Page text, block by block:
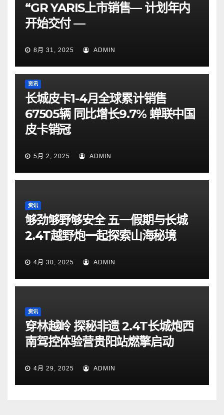
“GR YARIS上市销售— 计划年内
开始交付 —
8月 31, 2025 ADMIN
资讯
长城皮卡1-4月全球累计销售
67505辆 同比增长9.7% 蝉联中国
皮卡销冠
5月 2, 2025 ADMIN
资讯
够劲够野够安全 五一假期与长城
2.4T越野炮一起探索山海秘境
4月 30, 2025 ADMIN
资讯
穿林越岭 探秘非遗 2.4T长城炮西
南驾控体验营贵阳站燃擎启动
4月 29, 2025 ADMIN